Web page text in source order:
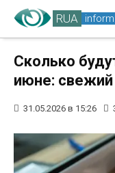
RUA inform
Сколько
июне: свежий
31.05.2026 в 15:26